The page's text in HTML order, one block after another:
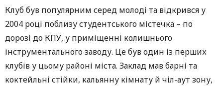
Клуб був популярним серед молоді та відкрився у
2004 році поблизу студентського містечка – по
дорозі до КПУ, у приміщенні колишнього
інструментального заводу. Це був один із перших
клубів у цьому районі міста. Заклад мав барні та
коктейльні стійки, кальянну кімнату й чіл-аут зону,